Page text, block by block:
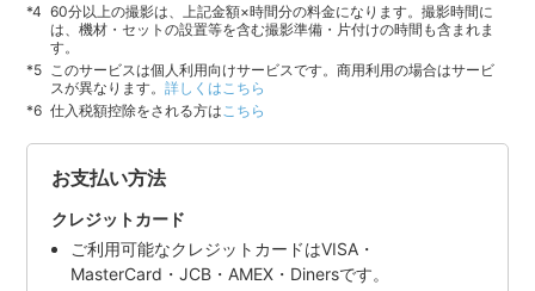
60分以上の撮影は、上記金額×時間分の料金になります。撮影時間に
は、機材・セットの設置等を含む撮影準備・片付けの時間も含まれま
す。
このサービスは個人利用向けサービスです。商用利用の場合はサービ
スが異なります。詳しくはこちら
仕入税額控除をされる方は こちら
お支払い方法
クレジットカード
ご利用可能なクレジットカードはVISA・
MasterCard・JCB・AMEX・Dinersです。